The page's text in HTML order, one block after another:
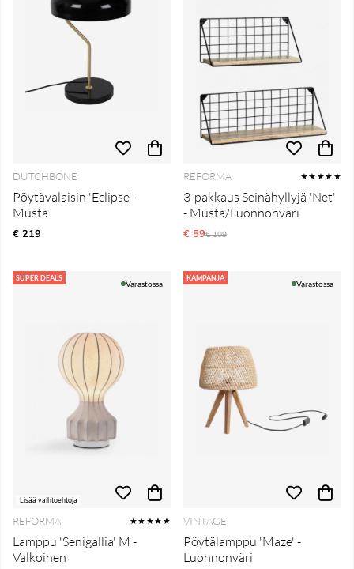
DUTCHBONE
Pöytävalaisin 'Eclipse' -
Musta
€ 219
REFORMA ★★★★★
3-pakkaus Seinähyllyjä 'Net'
- Musta/Luonnonväri
€ 59Normaali hinta
€ 109
SUPER DEALS
Lisää vaihtoehtoja
Varastossa
REFORMA ★★★★★
Lamppu 'Senigallia' M -
Valkoinen
KAMPANJA
Varastossa
VINTAGE
Pöytälamppu 'Maze' -
Luonnonväri